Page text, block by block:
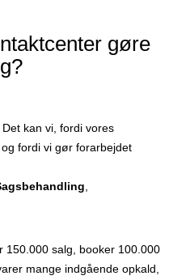
gøre
kan vi, fordi vores
fordi vi gør forarbejdet
150.000 salg, booker 100.000
mange indgående opkald,